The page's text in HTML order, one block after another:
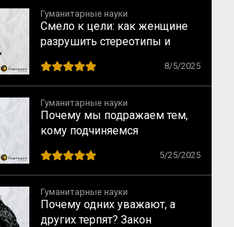
Гуманитарные науки
Смело к цели: как женщине
разрушить стереотипы и
профессию, не уповая на
мечты
8/5/2025
Гуманитарные науки
Почему мы подражаем тем,
кому подчиняемся
5/25/2025
Гуманитарные науки
Почему одних уважают, а
других терпят? Закон